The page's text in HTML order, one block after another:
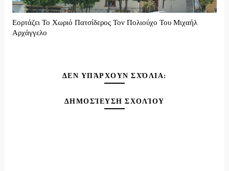
Εορτάζει Το Χωριό Πατσίδερος Τον Πολιούχο Του Μιχαήλ
Αρχάγγελο
ΔΕΝ ΥΠΆΡΧΟΥΝ ΣΧΌΛΙΑ:
ΔΗΜΟΣΊΕΥΣΗ ΣΧΟΛΊΟΥ